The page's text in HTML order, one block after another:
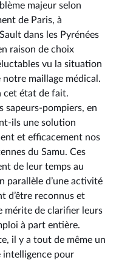
majeur selon
de Paris, à
dans les Pyrénées
raison de choix
vu la situation
maillage médical.
cet état de fait.
sapeurs-pompiers, en
ils une solution
et efficacement nos
du Samu. Ces
de leur temps au
parallèle d’une activité
d’être reconnus et
mérite de clarifier leurs
à part entière.
il y a tout de même un
intelligence pour